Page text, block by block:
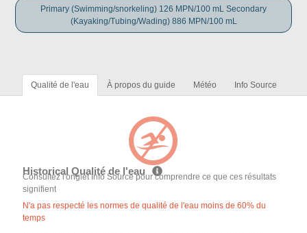
Primary (Swimming/snorkeling) 126 MPN/100 mL Secondary
(Kayaking/Tubing/Wading) 886 MPN/100 mL
Qualité de l'eau À propos du guide Météo Info Source
Historical Qualité de l'eau
Consultez l'onglet Info Source pour comprendre ce que ces résultats
signifient
N'a pas respecté les normes de qualité de l'eau moins de 60% du
temps